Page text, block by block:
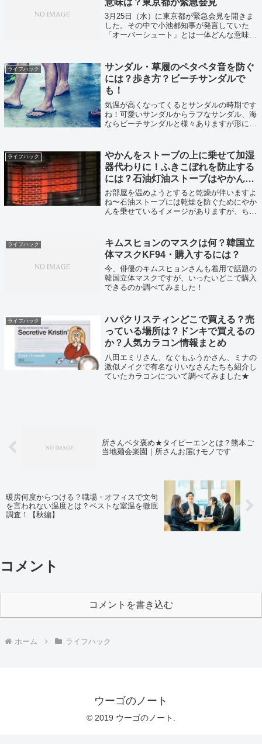
意味は？東京都が緊急会見
3月25日（水）に東京都が緊急会見を開きま
した。その中で小池都知事が発言していた
「オーバーシュート」とは一体どんな意味な
ライフハック
サンダル・草履のペタペタ音を防ぐ
には？歩き方？ビーチサンダルで
も！
気温が高くなってくるとサンダルの時期です
ね！可愛いサンダルからラフなサンダル、海
ならビーチサンダルと様々ありますが形によ
ライフハック
やかんをストーブの上に乗せて加湿
器代わりに！ふきこぼれを防止する
には？石油灯油ストーブはやかんを
乗せなくても本当は乾燥しない？
お部屋を温めようとすると乾燥が伴いますよ
ね〜石油ストーブには乾燥を防ぐためにやか
んを乗せているイメージがありますが、ちゃ
ライフハック
キムスヒョンのマスクは何？韓国立
体マスクKF94・購入するには？
今、俳優のキムスヒョンさんも着用で話題の
韓国立体マスクですが、いったいどこで購入
できるのか調べてみました！
ライフハック
ハパクリスティンどこで買える？売
っている場所は？ドンキで買えるの
か？人気カラコン情報まとめ
八田エミリさん、なぐもふうかさん、ミナの
激似メイクで有名なりいなさんたちも紹介し
ていたカラコンについて調べてみました★
所さんベタ褒め★タイピーエンとは？熊本ご
当地麺会楽園｜所さんお届けモノです
暖房何度からつける？職場・オフィスで文句
を言われない温度とは？ベストな室温を徹底
調査！【秋編】
コメント
コメントを書き込む
ホーム ライフハック
ウーゴのノート
© 2019 ウーゴのノート.